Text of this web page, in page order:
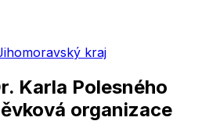
kraj
Karla Polesného
organizace